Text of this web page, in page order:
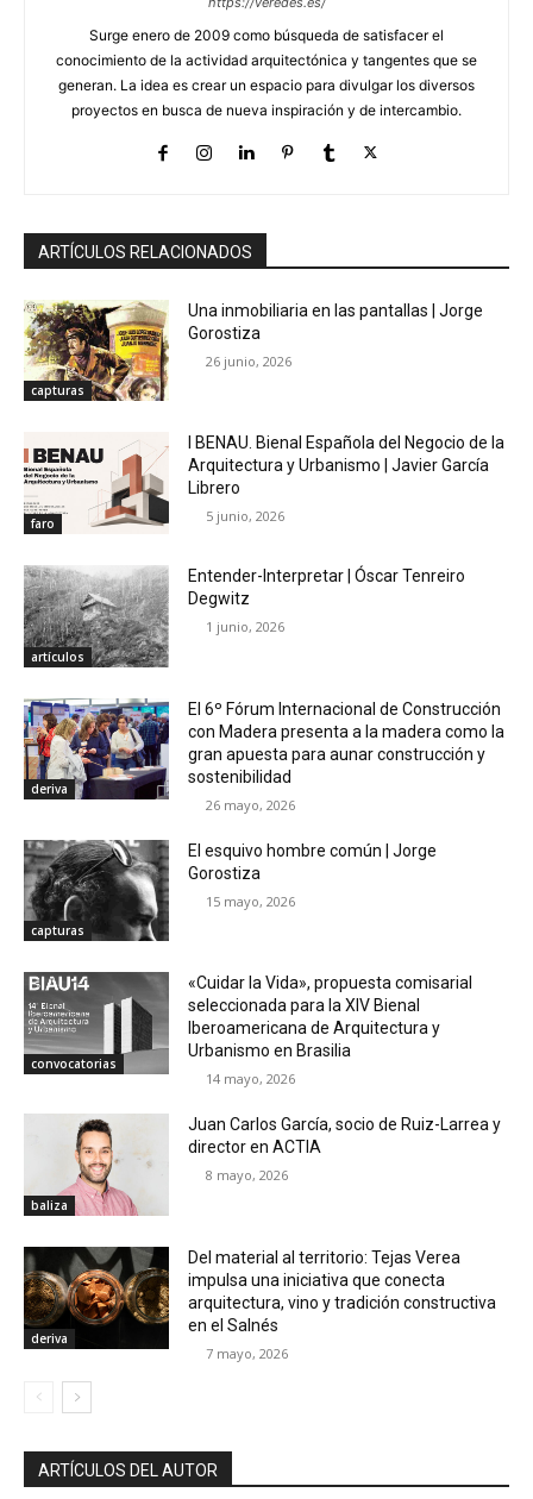
Surge enero de 2009 como búsqueda de satisfacer el
conocimiento de la actividad arquitectónica y tangentes que se
generan. La idea es crear un espacio para divulgar los diversos
proyectos en busca de nueva inspiración y de intercambio.
ARTÍCULOS RELACIONADOS
capturas
Una inmobiliaria en las pantallas | Jorge
Gorostiza
26 junio, 2026
faro
I BENAU. Bienal Española del Negocio de la
Arquitectura y Urbanismo | Javier García
Librero
5 junio, 2026
artículos
Entender-Interpretar | Óscar Tenreiro
Degwitz
1 junio, 2026
deriva
El 6º Fórum Internacional de Construcción
con Madera presenta a la madera como la
gran apuesta para aunar construcción y
sostenibilidad
26 mayo, 2026
capturas
El esquivo hombre común | Jorge
Gorostiza
15 mayo, 2026
convocatorias
«Cuidar la Vida», propuesta comisarial
seleccionada para la XIV Bienal
Iberoamericana de Arquitectura y
Urbanismo en Brasilia
14 mayo, 2026
baliza
Juan Carlos García, socio de Ruiz-Larrea y
director en ACTIA
8 mayo, 2026
deriva
Del material al territorio: Tejas Verea
impulsa una iniciativa que conecta
arquitectura, vino y tradición constructiva
en el Salnés
7 mayo, 2026
ARTÍCULOS DEL AUTOR